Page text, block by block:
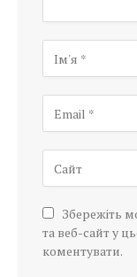
Збережіть
та веб-сайт у
коментувати.